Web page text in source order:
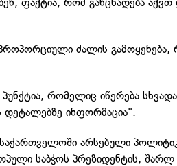
ძალის გამოყენება,
რომელიც იწერება
დეტალებზე ინფორმაცია".
არსებული
საბჭოს პრეზიდენტის,